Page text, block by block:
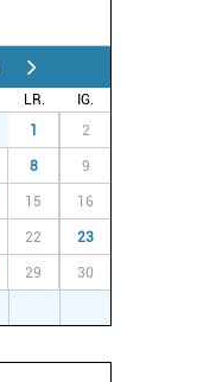
LR.
IG.
1 2
8 9
15 16
22 23
29 30